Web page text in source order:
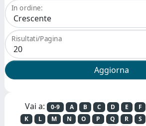
In ordine:
Risultati/Pagina
Vai a: 0-9 A B C D E F
K
L M N O P Q R S